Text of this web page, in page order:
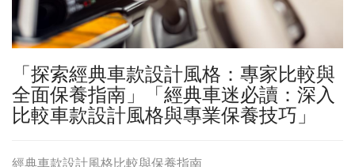
「探索經典車款設計風格：專家比較與
全面保養指南」「經典車迷必讀：深入
比較車款設計風格與專業保養技巧」
經典車款設計風格比較與保養指南